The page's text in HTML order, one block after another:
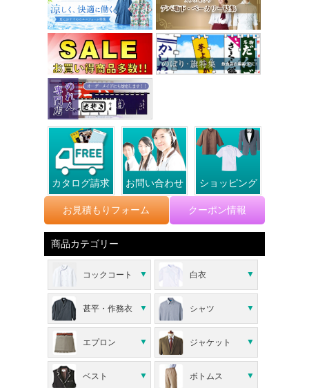
カタログ請求 お問い合わせ ショッピング
お見積もりフォーム クーポン情報
商品カテゴリー
コックコート 白衣
甚平・作務衣 シャツ
エプロン ジャケット
ベスト ボトムス